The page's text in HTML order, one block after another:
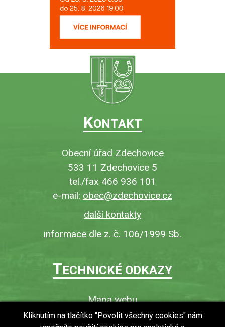
KONTAKT
Obecní úřad Zdechovice
533 11 Zdechovice 5
tel./fax 466 936 101
e-mail: obec@zdechovice.cz
další kontakty
informace dle z. č. 106/1999 Sb.
TECHNICKÉ ODKAZY
Mapa webu
O webu
Kliknutím na tlačítko "Povolit všechny cookies" nám